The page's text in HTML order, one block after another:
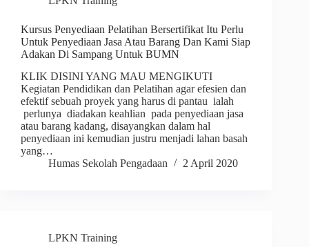
Kursus Penyediaan Pelatihan Bersertifikat Itu Perlu
Untuk Penyediaan Jasa Atau Barang Dan Kami Siap
Adakan Di Sampang Untuk BUMN
KLIK DISINI YANG MAU MENGIKUTI
Kegiatan Pendidikan dan Pelatihan agar efesien dan
efektif sebuah proyek yang harus di pantau ialah
perlunya diadakan keahlian pada penyediaan jasa
atau barang kadang, disayangkan dalam hal
penyediaan ini kemudian justru menjadi lahan basah
yang…
Humas Sekolah Pengadaan
2 April 2020
LPKN Training